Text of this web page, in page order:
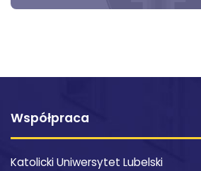
Współpraca
Katolicki Uniwersytet Lubelski